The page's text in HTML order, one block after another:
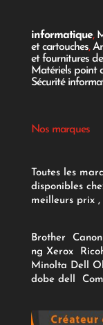
informatique,
et cartouches,
et fournitures
Matériels point
Sécurité
Nos marques
Toutes les
disponibles
meilleurs prix ,
Brother Canon
ng Xerox
Minolta Dell
dobe dell